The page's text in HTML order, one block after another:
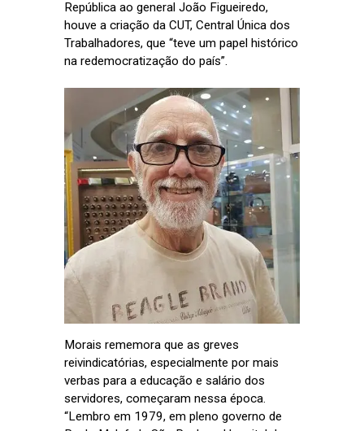
República ao general João Figueiredo,
houve a criação da CUT, Central Única dos
Trabalhadores, que “teve um papel histórico
na redemocratização do país”.
Morais rememora que as greves
reivindicatórias, especialmente por mais
verbas para a educação e salário dos
servidores, começaram nessa época.
“Lembro em 1979, em pleno governo de